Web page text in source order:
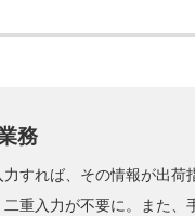
務
すれば、その情報が出荷
二重入力が不要に。また、